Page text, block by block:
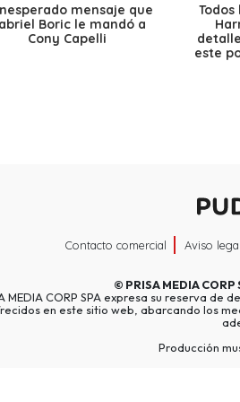
mensaje que
Boric le mandó a
Cony Capelli
este
Contacto comercial Aviso legal
© PRISA MEDIA CORP
MEDIA CORP SPA expresa su reserva
en este sitio web, abarcando los
Producción